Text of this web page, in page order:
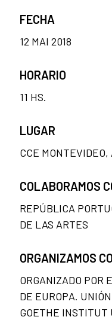
FECHA
12 MAI 2018
HORARIO
11 HS.
LUGAR
CCE MONTEVIDEO,
COLABORAMOS
REPÚBLICA
DE LAS ARTES
ORGANIZAMOS
ORGANIZADO POR
DE EUROPA.
GOETHE INSTITUT